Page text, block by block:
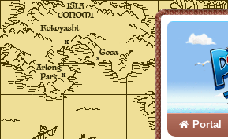
Portal